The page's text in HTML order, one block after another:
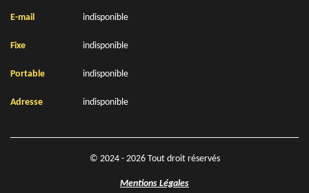
E-mail indisponible
Fixe indisponible
Portable indisponible
Adresse indisponible
© 2024 - 2026 Tout droit réservés
Mentions Légales